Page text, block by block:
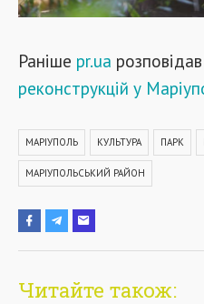
Раніше pr.ua
реконструкцій у
МАРІУПОЛЬ КУЛЬТУРА ПАРК
МАРІУПОЛЬСЬКИЙ РАЙОН
Читайте також: